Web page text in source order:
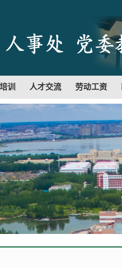
训 人才交流 劳动工资